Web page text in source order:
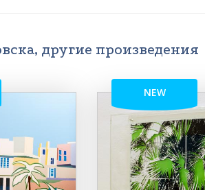
другие произведения
NEW